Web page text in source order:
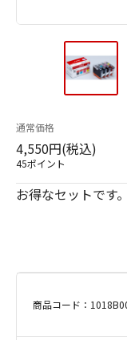
通常価格
4,550円(税込)
45ポイント
お得なセットです。
商品コード：